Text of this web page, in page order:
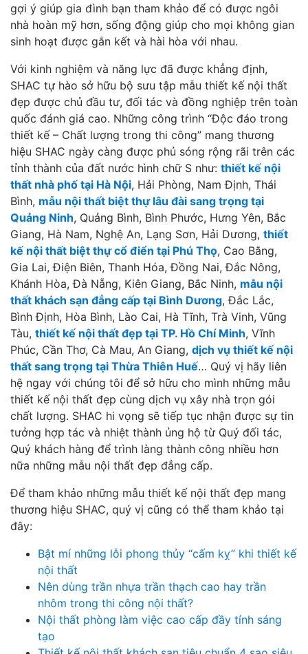
gợi ý giúp gia đình bạn tham khảo để có được ngôi
nhà hoàn mỹ hơn, sống động giúp cho mọi không gian
sinh hoạt được gắn kết và hài hòa với nhau.
Với kinh nghiệm và năng lực đã được khẳng định,
SHAC tự hào sở hữu bộ sưu tập mẫu thiết kế nội thất
đẹp được chủ đầu tư, đối tác và đồng nghiệp trên toàn
quốc đánh giá cao. Những công trình “Độc đáo trong
thiết kế – Chất lượng trong thi công” mang thương
hiệu SHAC ngày càng được phủ sóng rộng rãi trên các
tỉnh thành của đất nước hình chữ S như: thiết kế nội
thất nhà phố tại Hà Nội, Hải Phòng, Nam Định, Thái
Bình, mẫu nội thất biệt thự lâu đài sang trọng tại
Quảng Ninh, Quảng Bình, Bình Phước, Hưng Yên, Bắc
Giang, Hà Nam, Nghệ An, Lạng Sơn, Hải Dương, thiết
kế nội thất biệt thự cổ điển tại Phú Thọ, Cao Bằng,
Gia Lai, Điện Biên, Thanh Hóa, Đồng Nai, Đắc Nông,
Khánh Hòa, Đà Nẵng, Kiên Giang, Bắc Ninh, mẫu nội
thất khách sạn đẳng cấp tại Bình Dương, Đắc Lắc,
Bình Định, Hòa Bình, Lào Cai, Hà Tĩnh, Trà Vinh, Vũng
Tàu, thiết kế nội thất đẹp tại TP. Hồ Chí Minh, Vĩnh
Phúc, Cần Thơ, Cà Mau, An Giang, dịch vụ thiết kế nội
thất sang trọng tại Thừa Thiên Huế… Quý vị hãy liên
hệ ngay với chúng tôi để sở hữu cho mình những mẫu
thiết kế nội thất đẹp cùng dịch vụ xây nhà trọn gói
chất lượng. SHAC hi vọng sẽ tiếp tục nhận được sự tin
tưởng hợp tác và nhiệt thành ủng hộ từ Quý đối tác,
Quý khách hàng để trình làng thành công nhiều hơn
nữa những mẫu nội thất đẹp đẳng cấp.
Để tham khảo những mẫu thiết kế nội thất đẹp mang
thương hiệu SHAC, quý vị cũng có thể tham khảo tại
đây:
Bật mí những lỗi phong thủy “cấm kỵ” khi thiết kế
nội thất
Nên dùng trần nhựa trần thạch cao hay trần
nhôm trong thi công nội thất?
Nội thất phòng làm việc cao cấp đầy tính sáng
tạo